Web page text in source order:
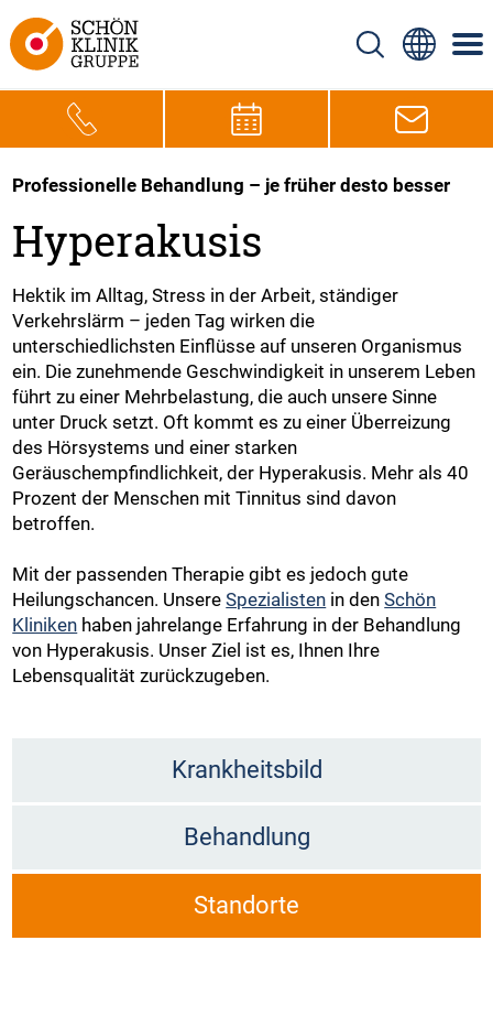
Professionelle Behandlung – je früher desto besser
Hyperakusis
Hektik im Alltag, Stress in der Arbeit, ständiger
Verkehrslärm – jeden Tag wirken die
unterschiedlichsten Einflüsse auf unseren Organismus
ein. Die zunehmende Geschwindigkeit in unserem Leben
führt zu einer Mehrbelastung, die auch unsere Sinne
unter Druck setzt. Oft kommt es zu einer Überreizung
des Hörsystems und einer starken
Geräuschempfindlichkeit, der Hyperakusis. Mehr als 40
Prozent der Menschen mit Tinnitus sind davon
betroffen.
Mit der passenden Therapie gibt es jedoch gute
Heilungschancen. UnsereSpezialisten in denSchön
Kliniken haben jahrelange Erfahrung in der Behandlung
von Hyperakusis. Unser Ziel ist es, Ihnen Ihre
Lebensqualität zurückzugeben.
Krankheitsbild
Behandlung
Standorte